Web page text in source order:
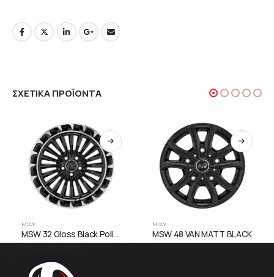
ΣΧΕΤΙΚΆ ΠΡΟΪΌΝΤΑ
MSW
MSW 32 Gloss Black Polished Lip
MSW
MSW 48 VAN MATT BLACK